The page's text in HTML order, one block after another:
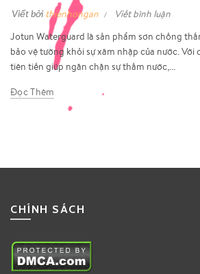
Viết bởi thienhongan
Viết bình luận
Jotun Waterguard là sản phẩm sơn chống
bảo vệ tường khỏi sự xâm nhập của nước.
tiên tiến giúp ngăn chặn sự thấm nước,...
Đọc Thêm
CHÍNH SÁCH